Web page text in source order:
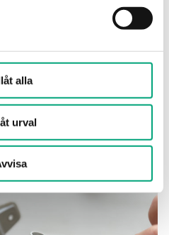
alla
urval
det medföljande filtret
miljöer utan
påverkas
dubbla signaler
precision och